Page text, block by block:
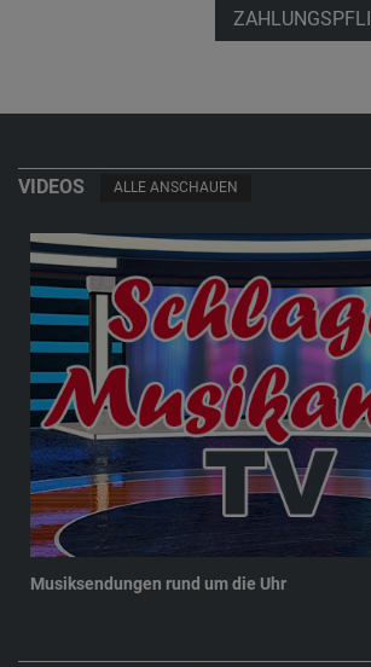
VIDEOS ALLE ANSCHAUEN
Musiksendungen rund um die Uhr